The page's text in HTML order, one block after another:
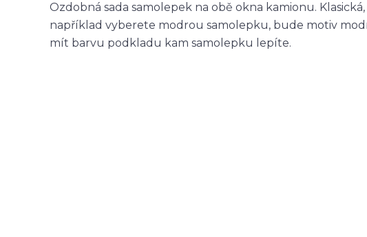
Ozdobná sada samolepek na obě okna kamionu.
například vyberete modrou samolepku, bude motiv
mít barvu podkladu kam samolepku lepíte.